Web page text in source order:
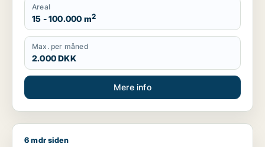
Areal
15 - 100.000 m2
Max. per måned
2.000 DKK
Mere info
T søger værksted til salg i Region Sjælland
6 mdr siden